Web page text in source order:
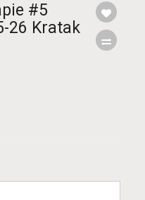
#5
26 Kratak